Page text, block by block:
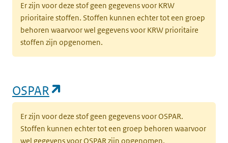
Er zijn voor deze stof geen gegevens voor KRW
prioritaire stoffen. Stoffen kunnen echter tot een groep
behoren waarvoor wel gegevens voor KRW prioritaire
stoffen zijn opgenomen.
OSPAR
Er zijn voor deze stof geen gegevens voor OSPAR.
Stoffen kunnen echter tot een groep behoren waarvoor
wel gegevens voor OSPAR zijn opgenomen.